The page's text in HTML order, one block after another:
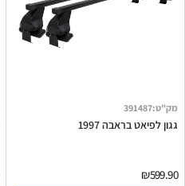
מק"ט:
391487
גגון לפיאט בראבה 1997
₪599.90